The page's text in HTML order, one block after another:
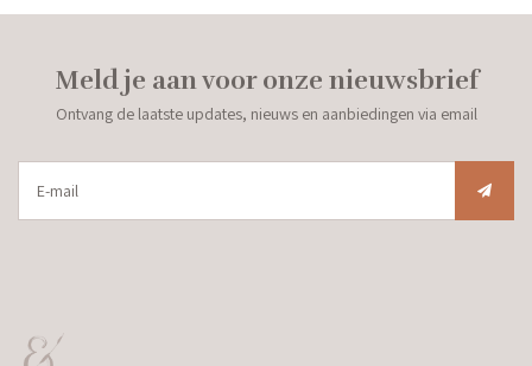
Meld je aan voor onze nieuwsbrief
Ontvang de laatste updates, nieuws en aanbiedingen via email